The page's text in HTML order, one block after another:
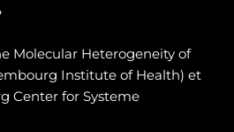
Molecular Heterogeneity of
Institute of Health) et
Center for Systeme